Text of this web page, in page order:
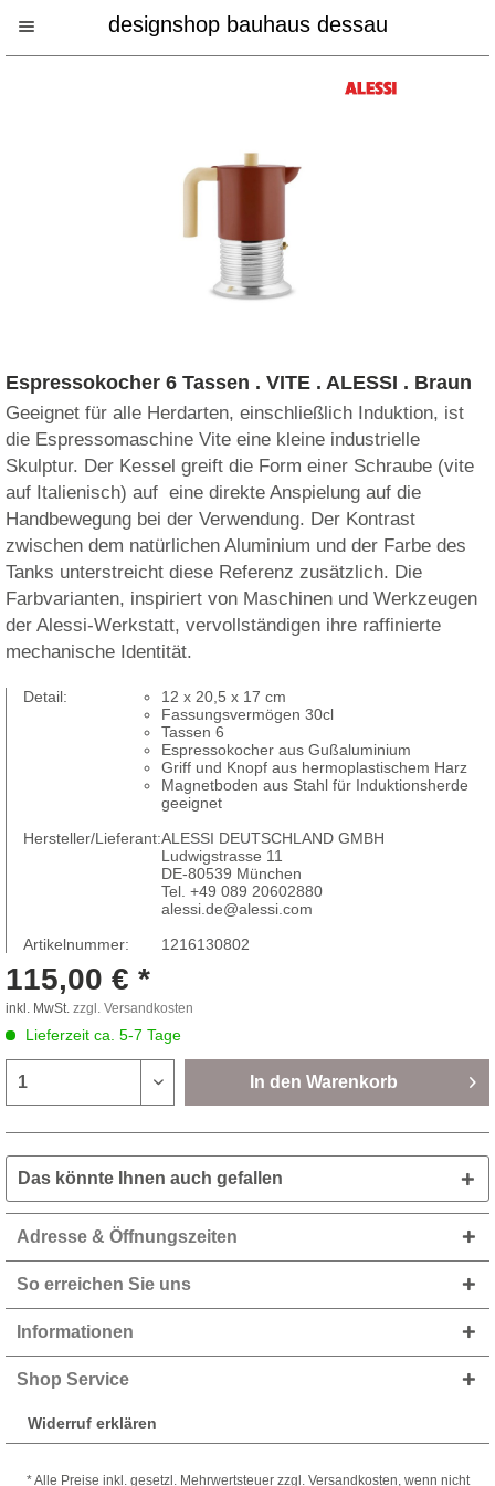
designshop bauhaus dessau
Espressokocher 6 Tassen . VITE . ALESSI . Braun
Geeignet für alle Herdarten, einschließlich Induktion, ist
die Espressomaschine Vite eine kleine industrielle
Skulptur. Der Kessel greift die Form einer Schraube (vite
auf Italienisch) auf  eine direkte Anspielung auf die
Handbewegung bei der Verwendung. Der Kontrast
zwischen dem natürlichen Aluminium und der Farbe des
Tanks unterstreicht diese Referenz zusätzlich. Die
Farbvarianten, inspiriert von Maschinen und Werkzeugen
der Alessi-Werkstatt, vervollständigen ihre raffinierte
mechanische Identität.
Detail:
12 x 20,5 x 17 cm
Fassungsvermögen 30cl
Tassen 6
Espressokocher aus Gußaluminium
Griff und Knopf aus hermoplastischem Harz
Magnetboden aus Stahl für Induktionsherde
geeignet
Hersteller/Lieferant:ALESSI DEUTSCHLAND GMBH
Ludwigstrasse 11
DE-80539 München
Tel. +49 089 20602880
alessi.de@alessi.com
Artikelnummer:
1216130802
115,00 € *
inkl. MwSt. zzgl. Versandkosten
Lieferzeit ca. 5-7 Tage
In den Warenkorb
Das könnte Ihnen auch gefallen
Adresse & Öffnungszeiten
So erreichen Sie uns
Informationen
Shop Service
Widerruf erklären
* Alle Preise inkl. gesetzl. Mehrwertsteuer zzgl. Versandkosten, wenn nicht